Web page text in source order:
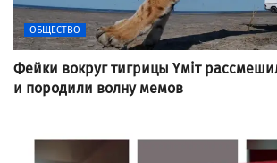
ОБЩЕСТВО
Фейки вокруг тигрицы Үміт
и породили волну мемов